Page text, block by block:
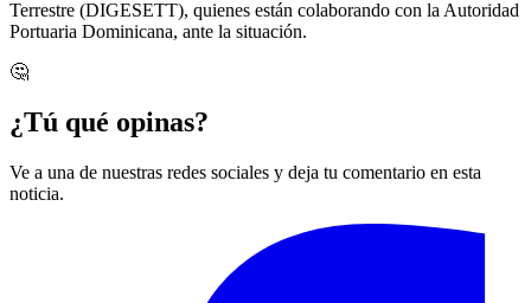
Terrestre (DIGESETT), quienes están colaborando con la Autoridad
Portuaria Dominicana, ante la situación.
🤔
¿Tú qué opinas?
Ve a una de nuestras redes sociales y deja tu comentario en esta
noticia.